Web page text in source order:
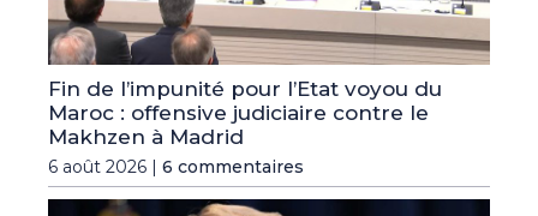
Fin de l’impunité pour l’Etat voyou du
Maroc : offensive judiciaire contre le
Makhzen à Madrid
6 août 2026 | 6 commentaires